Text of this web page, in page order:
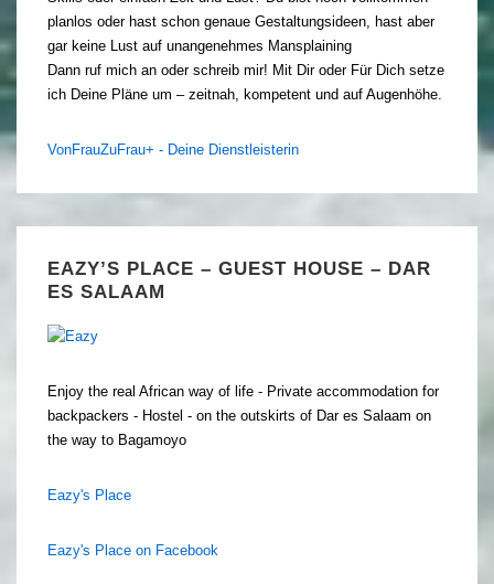
planlos oder hast schon genaue Gestaltungsideen, hast aber
gar keine Lust auf unangenehmes Mansplaining
Dann ruf mich an oder schreib mir! Mit Dir oder Für Dich setze
ich Deine Pläne um – zeitnah, kompetent und auf Augenhöhe.
VonFrauZuFrau+ - Deine Dienstleisterin
EAZY’S PLACE – GUEST HOUSE – DAR
ES SALAAM
Enjoy the real African way of life - Private accommodation for
backpackers - Hostel - on the outskirts of Dar es Salaam on
the way to Bagamoyo
Eazy's Place
Eazy's Place on Facebook